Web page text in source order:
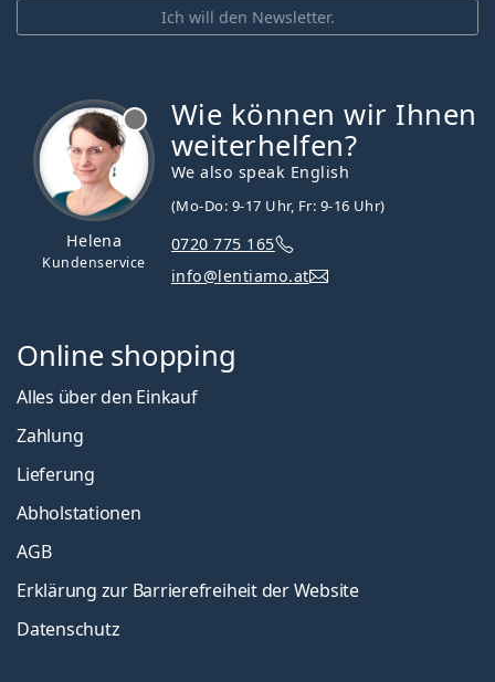
Ich will den Newsletter.
Helena
Kundenservice
Wie können wir Ihnen
weiterhelfen?
We also speak English
(Mo-Do: 9-17 Uhr, Fr: 9-16 Uhr)
0720 775 165
info@lentiamo.at
Online shopping
Alles über den Einkauf
Zahlung
Lieferung
Abholstationen
AGB
Erklärung zur Barrierefreiheit der Website
Datenschutz